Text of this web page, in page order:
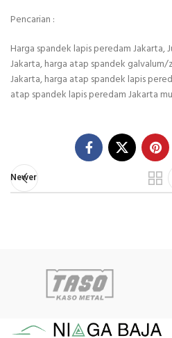
Pencarian :
Harga spandek lapis peredam Jakarta,
Jakarta, harga atap spandek
Jakarta, harga atap spandek lapis
atap spandek lapis peredam Jakarta
Newer